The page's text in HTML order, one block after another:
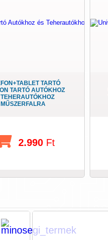
TARTÓ
TARTÓ AUTÓKHOZ
TEHERAUTÓKHOZ
MŰSZERFALRA
2.990Ft